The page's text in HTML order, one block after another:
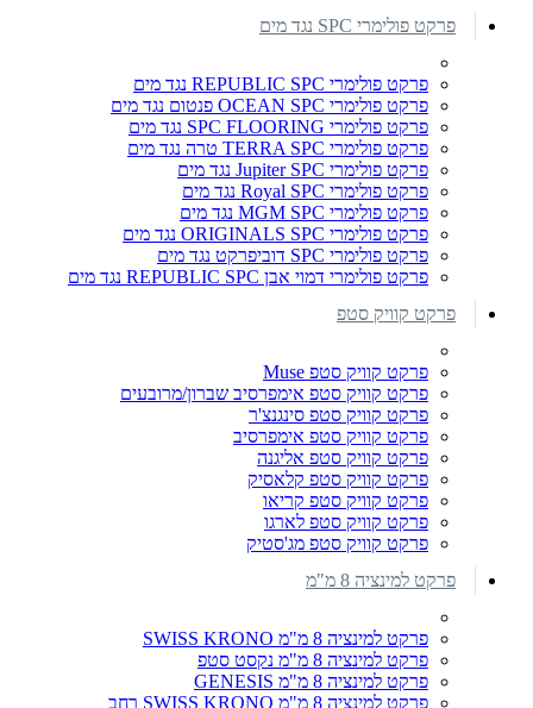
פרקט פולימרי SPC נגד מים
פרקט פולימרי REPUBLIC SPC נגד מים
פרקט פולימרי OCEAN SPC פנטום נגד מים
פרקט פולימרי SPC FLOORING נגד מים
פרקט פולימרי TERRA SPC טרה נגד מים
פרקט פולימרי Jupiter SPC נגד מים
פרקט פולימרי Royal SPC נגד מים
פרקט פולימרי MGM SPC נגד מים
פרקט פולימרי ORIGINALS SPC נגד מים
פרקט פולימרי SPC דוביפרקט נגד מים
פרקט פולימרי דמוי אבן REPUBLIC SPC נגד מים
פרקט קוויק סטפ
פרקט קוויק סטפ Muse
פרקט קוויק סטפ אימפרסיב שברון/מרובעים
פרקט קוויק סטפ סינגנצ'ר
פרקט קוויק סטפ אימפרסיב
פרקט קוויק סטפ אליגנה
פרקט קוויק סטפ קלאסיק
פרקט קוויק סטפ קריאו
פרקט קוויק סטפ לארגו
פרקט קוויק סטפ מג'סטיק
פרקט למינציה 8 מ"מ
פרקט למינציה 8 מ"מ SWISS KRONO
פרקט למינציה 8 מ"מ נקסט סטפ
פרקט למינציה 8 מ"מ GENESIS
פרקט למינציה 8 מ"מ SWISS KRONO רחב